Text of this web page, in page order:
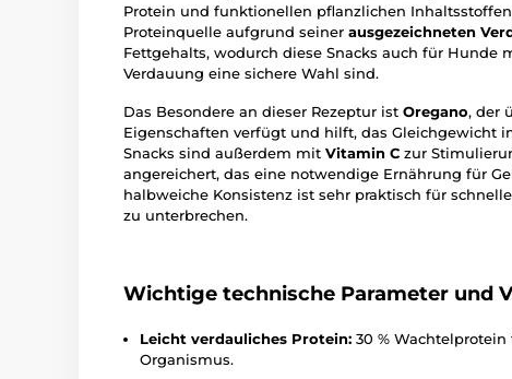
Protein und funktionellen pflanzlichen
Proteinquelle aufgrund seiner ausgezeichneten
Fettgehalts, wodurch diese Snacks auch für Hunde
Verdauung eine sichere Wahl sind.
Das Besondere an dieser Rezeptur ist Oregano, der
Eigenschaften verfügt und hilft, das Gleichgewicht
Snacks sind außerdem mit Vitamin C zur
angereichert, das eine notwendige Ernährung für
halbweiche Konsistenz ist sehr praktisch für
zu unterbrechen.
Wichtige technische Parameter und
Leicht verdauliches Protein: 30 %
Organismus.